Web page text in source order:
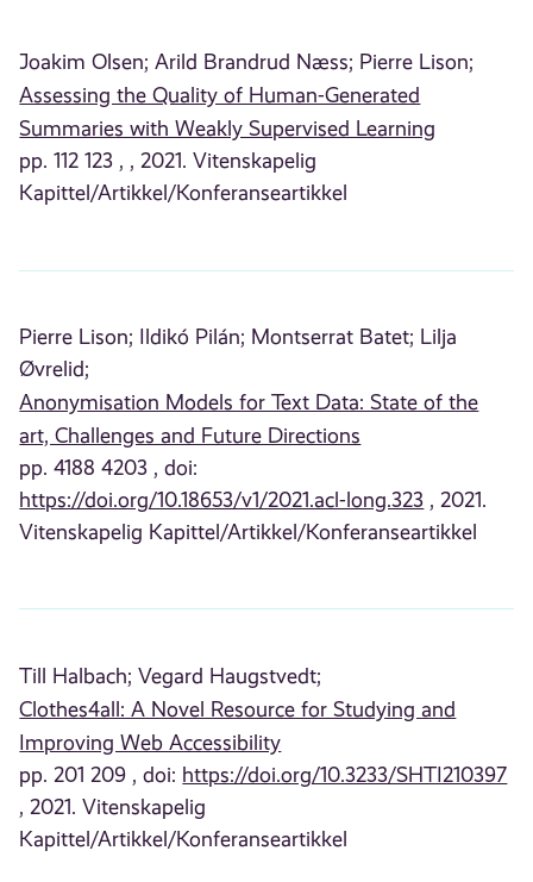
Joakim Olsen; Arild Brandrud Næss; Pierre Lison;
Assessing the Quality of Human-Generated
Summaries with Weakly Supervised Learning
pp. 112 123 , , 2021. Vitenskapelig
Kapittel/Artikkel/Konferanseartikkel
Pierre Lison; Ildikó Pilán; Montserrat Batet; Lilja
Øvrelid;
Anonymisation Models for Text Data: State of the
art, Challenges and Future Directions
pp. 4188 4203 , doi:
https://doi.org/10.18653/v1/2021.acl-long.323 , 2021.
Vitenskapelig Kapittel/Artikkel/Konferanseartikkel
Till Halbach; Vegard Haugstvedt;
Clothes4all: A Novel Resource for Studying and
Improving Web Accessibility
pp. 201 209 , doi: https://doi.org/10.3233/SHTI210397
, 2021. Vitenskapelig
Kapittel/Artikkel/Konferanseartikkel